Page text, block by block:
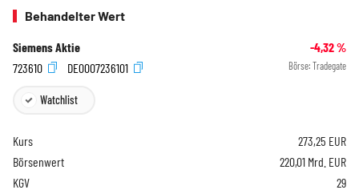
Behandelter Wert
Siemens Aktie -4,32%
723610
DE0007236101 Börse: Tradegate
Watchlist
Kurs 273,25 EUR
Börsenwert
220,01 Mrd. EUR
KGV
29